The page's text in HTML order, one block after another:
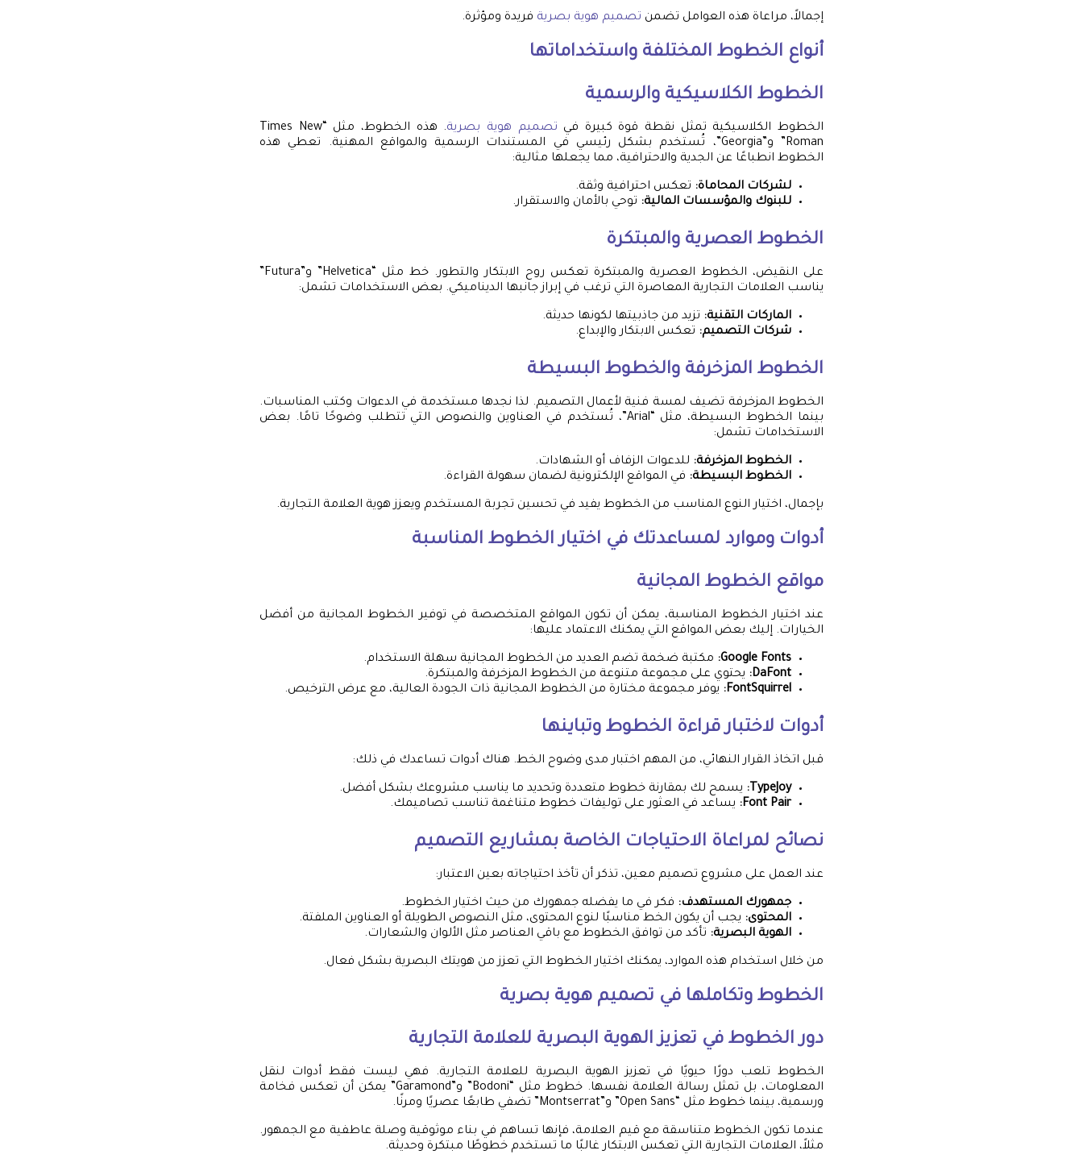
إجمالاً، مراعاة هذه العوامل تضمن تصميم هوية بصرية فريدة ومؤثرة.
أنواع الخطوط المختلفة واستخداماتها
الخطوط الكلاسيكية والرسمية
الخطوط الكلاسيكية تمثل نقطة قوة كبيرة في تصميم هوية بصرية
. هذه الخطوط، مثل “Times New
Roman” و”Georgia”، تُستخدم بشكل رئيسي في المستندات الرسمية والمواقع المهنية. تعطي هذه
الخطوط انطباعًا عن الجدية والاحترافية، مما يجعلها مثالية:
لشركات المحاماة: تعكس احترافية وثقة.
للبنوك والمؤسسات المالية: توحي بالأمان والاستقرار.
الخطوط العصرية والمبتكرة
على النقيض، الخطوط العصرية والمبتكرة تعكس روح الابتكار والتطور. خط مثل “Helvetica” و”Futura”
يناسب العلامات التجارية المعاصرة التي ترغب في إبراز جانبها الديناميكي. بعض الاستخدامات تشمل:
الماركات التقنية: تزيد من جاذبيتها لكونها حديثة.
شركات التصميم: تعكس الابتكار والإبداع.
الخطوط المزخرفة والخطوط البسيطة
الخطوط المزخرفة تضيف لمسة فنية لأعمال التصميم. لذا نجدها مستخدمة في الدعوات وكتب المناسبات.
بينما الخطوط البسيطة، مثل “Arial”، تُستخدم في العناوين والنصوص التي تتطلب وضوحًا تامًا. بعض
الاستخدامات تشمل:
الخطوط المزخرفة: للدعوات الزفاف أو الشهادات.
الخطوط البسيطة: في المواقع الإلكترونية لضمان سهولة القراءة.
بإجمال، اختيار النوع المناسب من الخطوط يفيد في تحسين تجربة المستخدم ويعزز هوية العلامة التجارية.
أدوات وموارد لمساعدتك في اختيار الخطوط المناسبة
مواقع الخطوط المجانية
عند اختيار الخطوط المناسبة، يمكن أن تكون المواقع المتخصصة في توفير الخطوط المجانية من أفضل
الخيارات. إليك بعض المواقع التي يمكنك الاعتماد عليها:
Google Fonts: مكتبة ضخمة تضم العديد من الخطوط المجانية سهلة الاستخدام.
DaFont:
يحتوي على مجموعة متنوعة من الخطوط المزخرفة والمبتكرة.
FontSquirrel:
يوفر مجموعة مختارة من الخطوط المجانية ذات الجودة العالية، مع عرض الترخيص.
أدوات لاختبار قراءة الخطوط وتباينها
قبل اتخاذ القرار النهائي، من المهم اختبار مدى وضوح الخط. هناك أدوات تساعدك في ذلك:
TypeJoy:
يسمح لك بمقارنة خطوط متعددة وتحديد ما يناسب مشروعك بشكل أفضل.
Font Pair:
يساعد في العثور على توليفات خطوط متناغمة تناسب تصاميمك.
نصائح لمراعاة الاحتياجات الخاصة بمشاريع التصميم
عند العمل على مشروع تصميم معين، تذكر أن تأخذ احتياجاته بعين الاعتبار:
جمهورك المستهدف: فكر في ما يفضله جمهورك من حيث اختيار الخطوط.
المحتوى: يجب أن يكون الخط مناسبًا لنوع المحتوى، مثل النصوص الطويلة أو العناوين الملفتة.
الهوية البصرية: تأكد من توافق الخطوط مع باقي العناصر مثل الألوان والشعارات.
من خلال استخدام هذه الموارد، يمكنك اختيار الخطوط التي تعزز من هويتك البصرية بشكل فعال.
الخطوط وتكاملها في تصميم هوية بصرية
دور الخطوط في تعزيز الهوية البصرية للعلامة التجارية
الخطوط تلعب دورًا حيويًا في تعزيز الهوية البصرية للعلامة التجارية. فهي ليست فقط أدوات لنقل
المعلومات، بل تمثل رسالة العلامة نفسها. خطوط مثل “Bodoni” و”Garamond” يمكن أن تعكس فخامة
ورسمية، بينما خطوط مثل “Open Sans” و”Montserrat” تضفي طابعًا عصريًا ومرنًا.
عندما تكون الخطوط متناسقة مع قيم العلامة، فإنها تساهم في بناء موثوقية وصلة عاطفية مع الجمهور.
مثلاً، العلامات التجارية التي تعكس الابتكار غالبًا ما تستخدم خطوطًا مبتكرة وحديثة.